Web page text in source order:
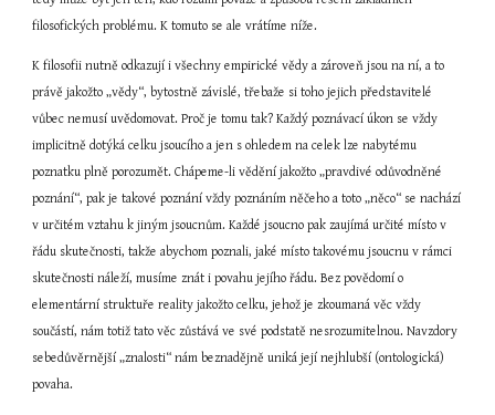
filosofických problému. K tomuto se ale vrátíme níže.
K filosofii nutně odkazují i všechny empirické vědy a zároveň jsou na ní, a to
právě jakožto „vědy“, bytostně závislé, třebaže si toho jejich představitelé
vůbec nemusí uvědomovat. Proč je tomu tak? Každý poznávací úkon se vždy
implicitně dotýká celku jsoucího a jen s ohledem na celek lze nabytému
poznatku plně porozumět. Chápeme-li vědění jakožto „pravdivé odůvodněné
poznání“, pak je takové poznání vždy poznáním něčeho a toto „něco“ se nachází
v určitém vztahu k jiným jsoucnům. Každé jsoucno pak zaujímá určité místo v
řádu skutečnosti, takže abychom poznali, jaké místo takovému jsoucnu v rámci
skutečnosti náleží, musíme znát i povahu jejího řádu. Bez povědomí o
elementární struktuře reality jakožto celku, jehož je zkoumaná věc vždy
součástí, nám totiž tato věc zůstává ve své podstatě nesrozumitelnou. Navzdory
sebedůvěrnější „znalosti“ nám beznadějně uniká její nejhlubší (ontologická)
povaha.